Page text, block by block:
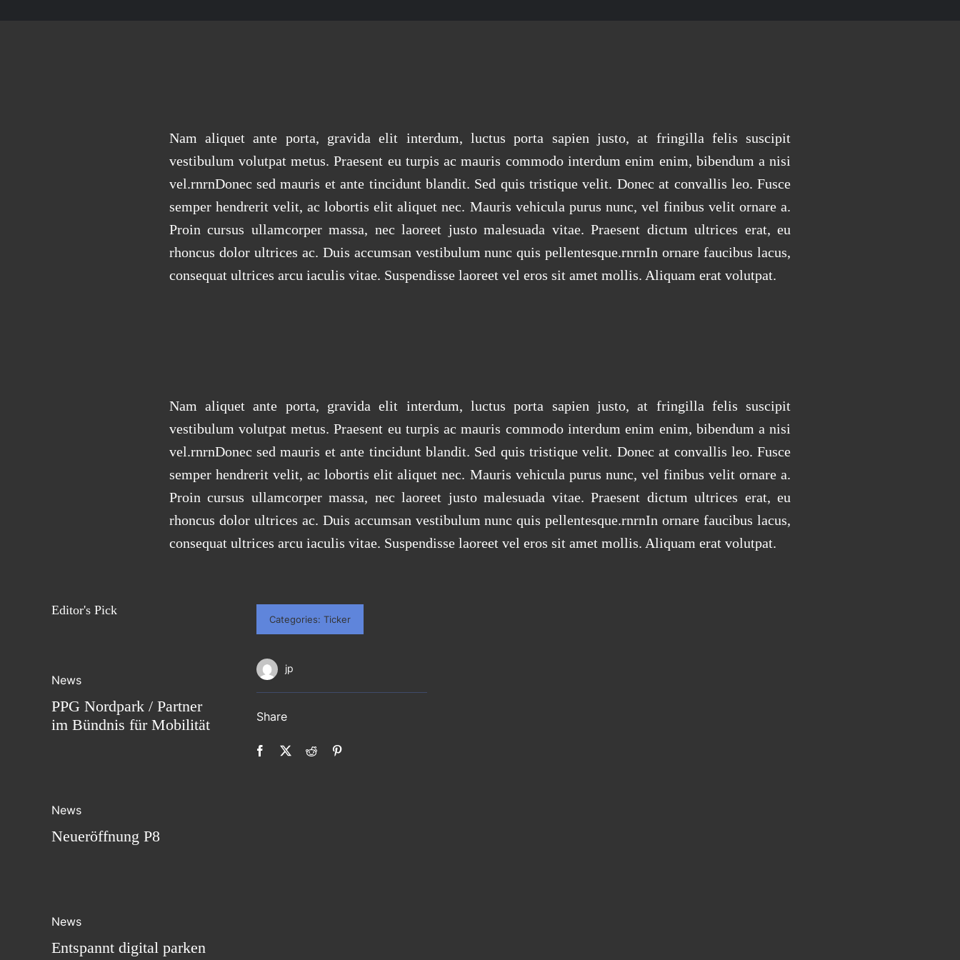
Nam aliquet ante porta, gravida elit interdum, luctus porta sapien justo, at fringilla felis suscipit
vestibulum volutpat metus. Praesent eu turpis ac mauris commodo interdum enim enim, bibendum a nisi
vel.rnrnDonec sed mauris et ante tincidunt blandit. Sed quis tristique velit. Donec at convallis leo. Fusce
semper hendrerit velit, ac lobortis elit aliquet nec. Mauris vehicula purus nunc, vel finibus velit ornare a.
Proin cursus ullamcorper massa, nec laoreet justo malesuada vitae. Praesent dictum ultrices erat, eu
rhoncus dolor ultrices ac. Duis accumsan vestibulum nunc quis pellentesque.rnrnIn ornare faucibus lacus,
consequat ultrices arcu iaculis vitae. Suspendisse laoreet vel eros sit amet mollis. Aliquam erat volutpat.
Nam aliquet ante porta, gravida elit interdum, luctus porta sapien justo, at fringilla felis suscipit
vestibulum volutpat metus. Praesent eu turpis ac mauris commodo interdum enim enim, bibendum a nisi
vel.rnrnDonec sed mauris et ante tincidunt blandit. Sed quis tristique velit. Donec at convallis leo. Fusce
semper hendrerit velit, ac lobortis elit aliquet nec. Mauris vehicula purus nunc, vel finibus velit ornare a.
Proin cursus ullamcorper massa, nec laoreet justo malesuada vitae. Praesent dictum ultrices erat, eu
rhoncus dolor ultrices ac. Duis accumsan vestibulum nunc quis pellentesque.rnrnIn ornare faucibus lacus,
consequat ultrices arcu iaculis vitae. Suspendisse laoreet vel eros sit amet mollis. Aliquam erat volutpat.
Editor's Pick
News
PPG Nordpark / Partner
im Bündnis für Mobilität
News
Neueröffnung P8
News
Entspannt digital parken
Categories: Ticker
jp
Share